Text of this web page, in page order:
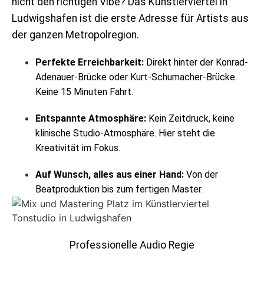
Ludwigshafen ist die erste Adresse für Artists aus
der ganzen Metropolregion.
Perfekte Erreichbarkeit: Direkt hinter der Konrad-
Adenauer-Brücke oder Kurt-Schumacher-Brücke.
Keine 15 Minuten Fahrt.
Entspannte Atmosphäre: Kein Zeitdruck, keine
klinische Studio-Atmosphäre. Hier steht die
Kreativität im Fokus.
Auf Wunsch, alles aus einer Hand: Von der
Beatproduktion bis zum fertigen Master.
Professionelle Audio Regie